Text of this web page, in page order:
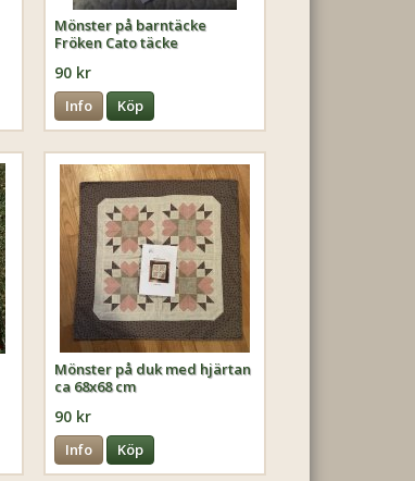
Mönster på barntäcke
Fröken Cato täcke
90 kr
Info Köp
Mönster på duk med hjärtan
ca 68x68 cm
90 kr
Info Köp